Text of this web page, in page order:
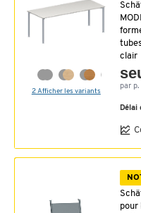
2 Afficher les variants
clair
par p.
Délai
pour